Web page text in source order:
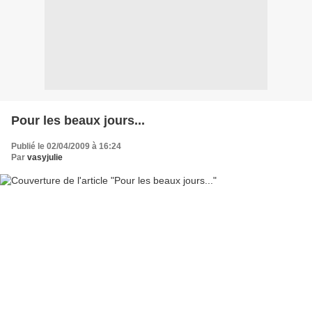
Pour les beaux jours...
Publié le 02/04/2009 à 16:24
Par vasyjulie